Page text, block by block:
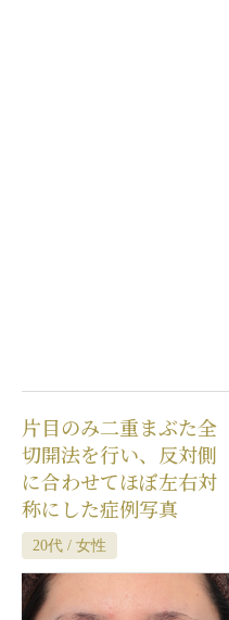
片目のみ二重まぶた全
切開法を行い、反対側
に合わせてほぼ左右対
称にした症例写真
20代 / 女性